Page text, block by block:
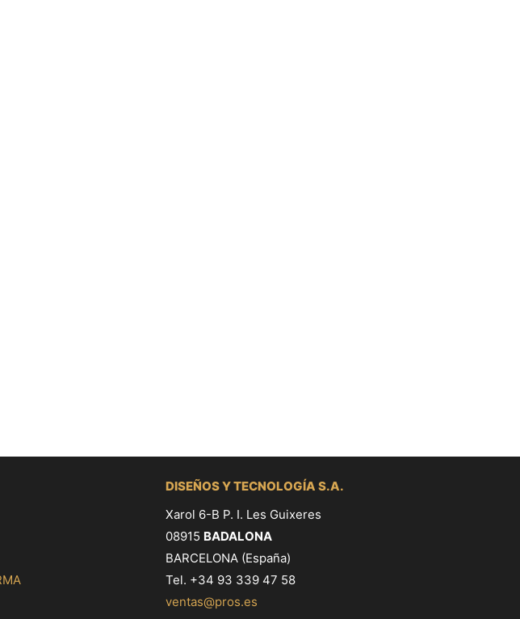
DISEÑOS Y TECNOLOGÍA S.A.
Xarol 6-B P. I. Les Guixeres
08915 BADALONA
BARCELONA (España)
Tel. +34 93 339 47 58
ventas@pros.es